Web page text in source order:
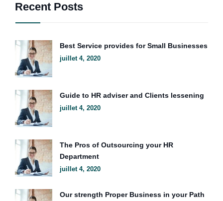
Recent Posts
Best Service provides for Small Businesses
juillet 4, 2020
Guide to HR adviser and Clients lessening
juillet 4, 2020
The Pros of Outsourcing your HR
Department
juillet 4, 2020
Our strength Proper Business in your Path